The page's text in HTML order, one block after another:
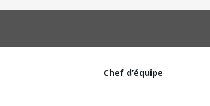
Chef d’équipe